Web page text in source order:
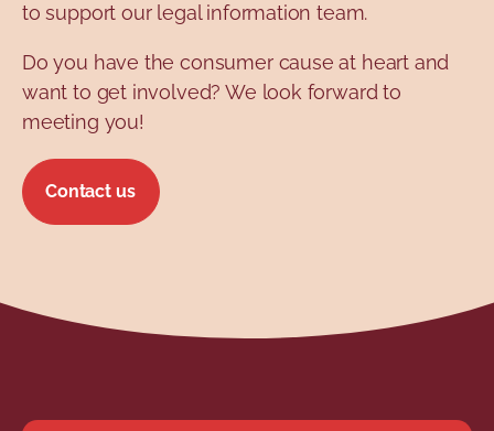
to support our legal information team.
Do you have the consumer cause at heart and
want to get involved? We look forward to
meeting you!
Contact us